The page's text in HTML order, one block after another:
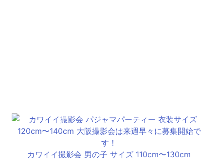
カワイイ撮影会 男の子 サイズ 110cm〜130cm